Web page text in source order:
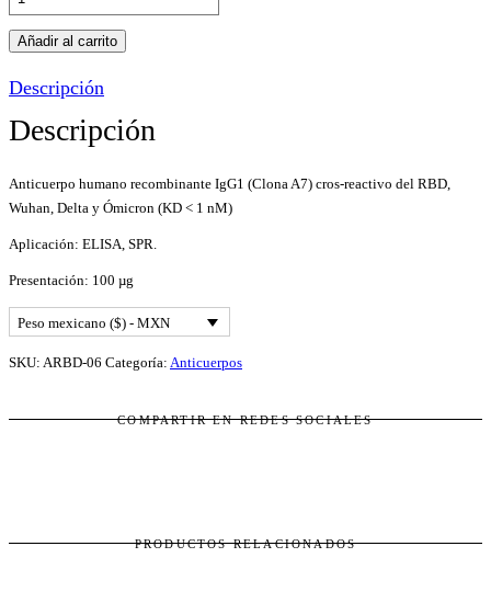
humano
recombinante
(Clona
cros-
del
RBD,
Delta
y
Ómicron
(KD
<
Añadir al carrito
Descripción
Descripción
Anticuerpo humano recombinante IgG1 (Clona A7) cros-reactivo del RBD,
Wuhan, Delta y Ómicron (KD < 1 nM)
Aplicación: ELISA, SPR.
Presentación: 100 µg
Peso mexicano ($) - MXN
SKU: ARBD-06 Categoría: Anticuerpos
COMPARTIR EN REDES SOCIALES
PRODUCTOS RELACIONADOS